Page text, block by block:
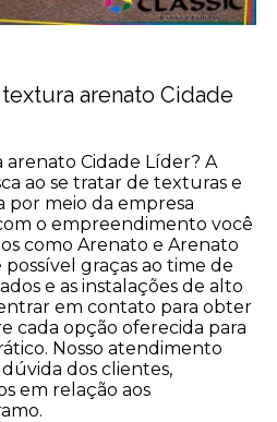
arenato Cidade
Cidade Líder? A
ao se tratar de texturas e
por meio da empresa
o empreendimento você
como Arenato e Arenato
possível graças ao time de
e as instalações de alto
em contato para obter
cada opção oferecida para
Nosso atendimento
dos clientes,
em relação aos